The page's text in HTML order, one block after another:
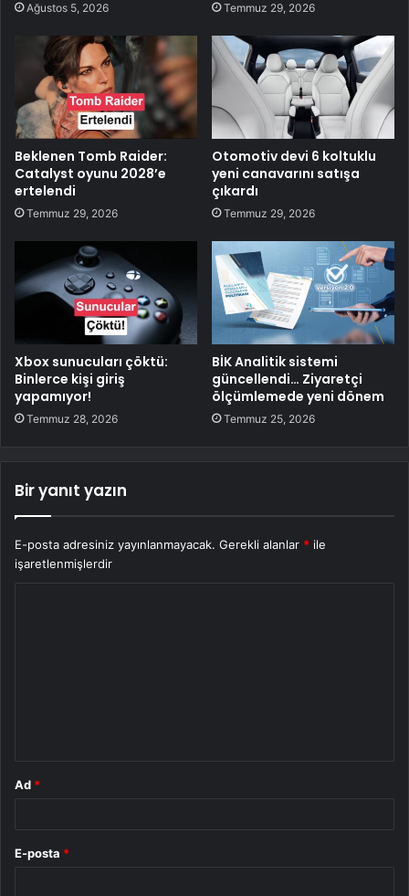
Ağustos 5, 2026 Temmuz 29, 2026
Beklenen Tomb Raider:
Catalyst oyunu 2028’e
ertelendi
Temmuz 29, 2026
Otomotiv devi 6 koltuklu
yeni canavarını satışa
çıkardı
Temmuz 29, 2026
Xbox sunucuları çöktü:
Binlerce kişi giriş
yapamıyor!
Temmuz 28, 2026
BİK Analitik sistemi
güncellendi… Ziyaretçi
ölçümlemede yeni dönem
Temmuz 25, 2026
Bir yanıt yazın
E-posta adresiniz yayınlanmayacak. Gerekli alanlar * ile
işaretlenmişlerdir
Ad *
E-posta *